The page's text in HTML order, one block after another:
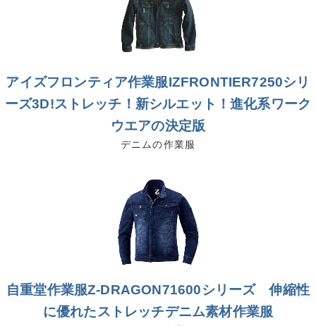
アイズフロンティア作業服IZFRONTIER7250シリ
ーズ3D!ストレッチ！新シルエット！進化系ワーク
ウエアの決定版
デニムの作業服
自重堂作業服Z-DRAGON71600シリーズ 伸縮性
に優れたストレッチデニム素材作業服